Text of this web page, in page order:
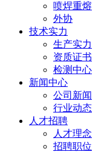
喷焊重熔
外协
技术实力
生产实力
资质证书
检测中心
新闻中心
公司新闻
行业动态
人才招聘
人才理念
招聘职位